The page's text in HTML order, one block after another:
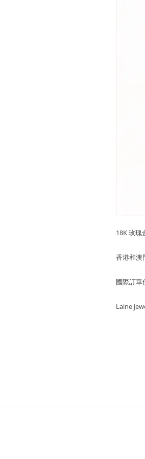
18K 玫瑰
香港和澳
國際訂單
Laine